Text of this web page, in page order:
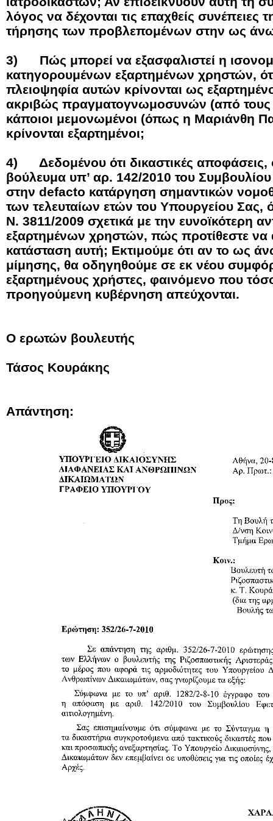
λόγος να δέχονται τις επαχθείς συνέπειες
τήρησης των προβλεπομένων στην ως
3)
Πώς μπορεί να εξασφαλιστεί η
κατηγορουμένων εξαρτημένων χρηστών,
πλειοψηφία αυτών κρίνονται ως
ακριβώς πραγματογνωμοσυνών (από τους
κάποιοι μεμονωμένοι (όπως η Μαριάνθη
κρίνονται εξαρτημένοι;
4)
Δεδομένου ότι δικαστικές
βούλευμα υπ’ αρ. 142/2010 του
στην defacto κατάργηση σημαντικών
των τελευταίων ετών του Υπουργείου Σας,
Ν. 3811/2009 σχετικά με την ευνοϊκότερη
εξαρτημένων χρηστών, πώς προτίθεστε να
κατάσταση αυτή; Εκτιμούμε ότι αν το ως
μίμησης, θα οδηγηθούμε σε εκ νέου
εξαρτημένους χρήστες, φαινόμενο που
προηγούμενη κυβέρνηση απεύχονται.
Ο ερωτών βουλευτής
Τάσος Κουράκης
Απάντηση: